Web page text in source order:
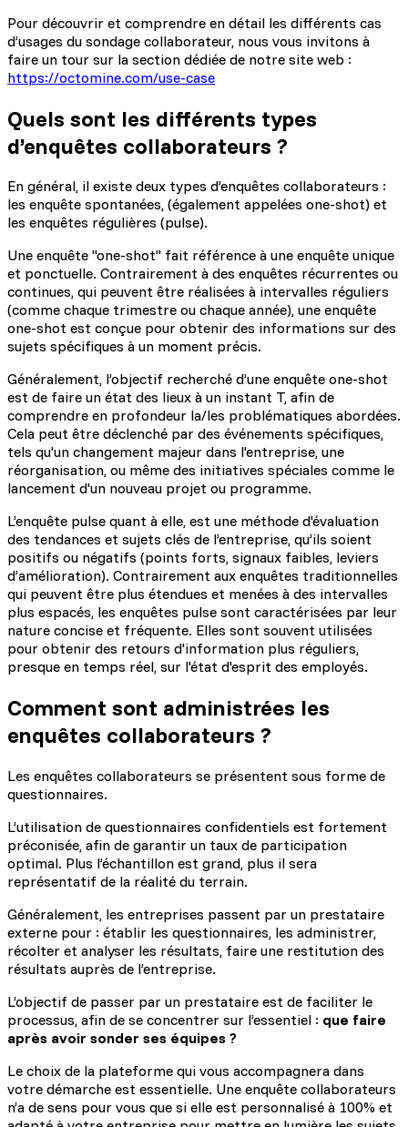
Pour découvrir et comprendre en détail les différents cas
d’usages du sondage collaborateur, nous vous invitons à
faire un tour sur la section dédiée de notre site web :
https://octomine.com/use-case
Quels sont les différents types
d’enquêtes collaborateurs ?
En général, il existe deux types d’enquêtes collaborateurs :
les enquête spontanées, (également appelées one-shot) et
les enquêtes régulières (pulse).
Une enquête "one-shot" fait référence à une enquête unique
et ponctuelle. Contrairement à des enquêtes récurrentes ou
continues, qui peuvent être réalisées à intervalles réguliers
(comme chaque trimestre ou chaque année), une enquête
one-shot est conçue pour obtenir des informations sur des
sujets spécifiques à un moment précis.
Généralement, l’objectif recherché d’une enquête one-shot
est de faire un état des lieux à un instant T, afin de
comprendre en profondeur la/les problématiques abordées.
Cela peut être déclenché par des événements spécifiques,
tels qu'un changement majeur dans l'entreprise, une
réorganisation, ou même des initiatives spéciales comme le
lancement d'un nouveau projet ou programme.
L’enquête pulse quant à elle, est une méthode d'évaluation
des tendances et sujets clés de l’entreprise, qu’ils soient
positifs ou négatifs (points forts, signaux faibles, leviers
d’amélioration). Contrairement aux enquêtes traditionnelles
qui peuvent être plus étendues et menées à des intervalles
plus espacés, les enquêtes pulse sont caractérisées par leur
nature concise et fréquente. Elles sont souvent utilisées
pour obtenir des retours d'information plus réguliers,
presque en temps réel, sur l'état d'esprit des employés.
Comment sont administrées les
enquêtes collaborateurs ?
Les enquêtes collaborateurs se présentent sous forme de
questionnaires.
L’utilisation de questionnaires confidentiels est fortement
préconisée, afin de garantir un taux de participation
optimal. Plus l’échantillon est grand, plus il sera
représentatif de la réalité du terrain.
Généralement, les entreprises passent par un prestataire
externe pour : établir les questionnaires, les administrer,
récolter et analyser les résultats, faire une restitution des
résultats auprès de l’entreprise.
L’objectif de passer par un prestataire est de faciliter le
processus, afin de se concentrer sur l’essentiel : que faire
après avoir sonder ses équipes ?
Le choix de la plateforme qui vous accompagnera dans
votre démarche est essentielle. Une enquête collaborateurs
n’a de sens pour vous que si elle est personnalisé à 100% et